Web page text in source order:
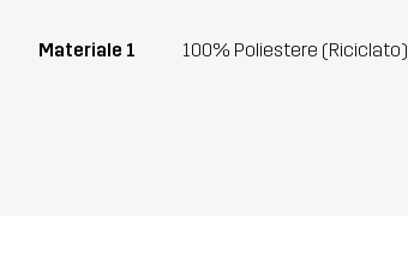
Materiale 1 100% Poliestere (Riciclato)